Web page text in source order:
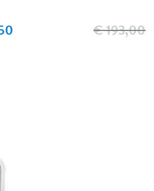
€ 193,00